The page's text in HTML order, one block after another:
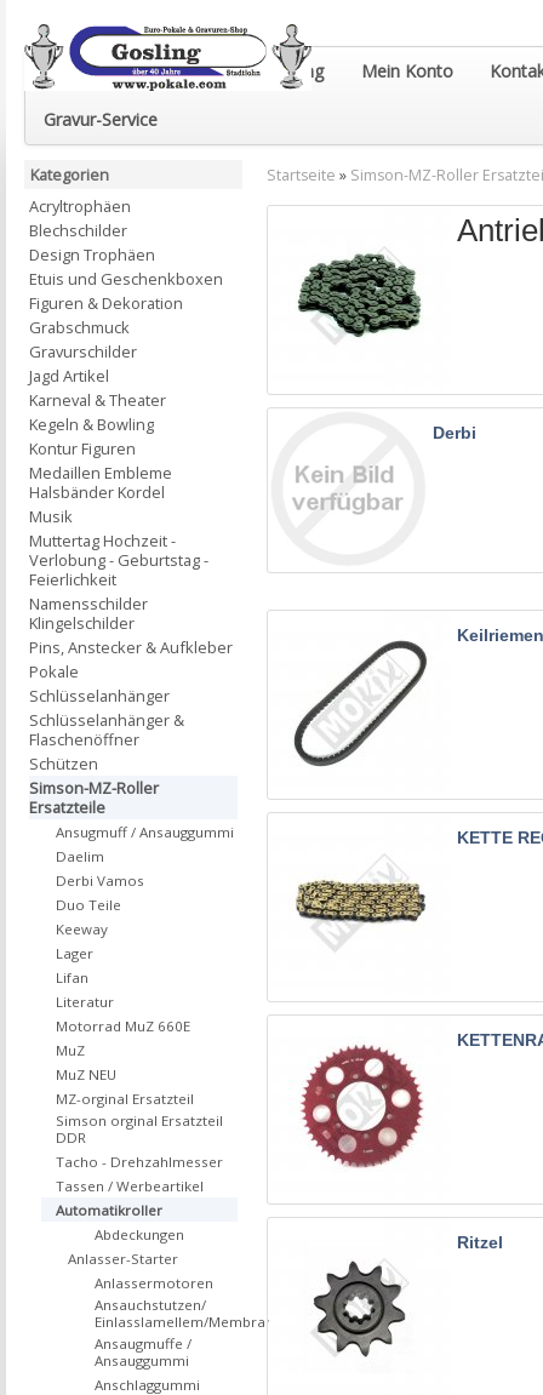
Euro-Pokale & Gravur-Shop Gosling Mein Konto
Gravur-Service
Startseite » Simson-MZ-Roller
Derbi
Keilriemen
KETTE
Ritzel
Kategorien
Acryltrophäen
Blechschilder
Design Trophäen
Etuis und Geschenkboxen
Figuren & Dekoration
Grabschmuck
Gravurschilder
Jagd Artikel
Karneval & Theater
Kegeln & Bowling
Kontur Figuren
Medaillen Embleme
Halsbänder Kordel
Musik
Muttertag Hochzeit -
Verlobung - Geburtstag -
Feierlichkeit
Namensschilder
Klingelschilder
Pins, Anstecker & Aufkleber
Pokale
Schlüsselanhänger
Schlüsselanhänger &
Flaschenöffner
Schützen
Simson-MZ-Roller
Ersatzteile
Ansugmuff / Ansauggummi
Daelim
Derbi Vamos
Duo Teile
Keeway
Lager
Lifan
Literatur
Motorrad MuZ 660E
MuZ
MuZ NEU
MZ-orginal Ersatzteil
Simson orginal Ersatzteil
DDR
Tacho - Drehzahlmesser
Tassen / Werbeartikel
Automatikroller
Abdeckungen
Anlasser-Starter
Anlassermotoren
Ansauchstutzen/
Einlasslamellem/Membrane
Ansaugmuffe /
Ansauggummi
Anschlaggummi